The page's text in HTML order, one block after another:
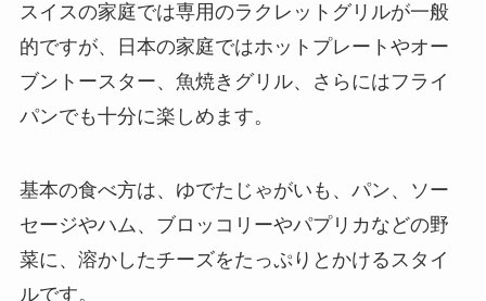
スイスの家庭では専用のラクレットグリルが一般
的ですが、日本の家庭ではホットプレートやオー
ブントースター、魚焼きグリル、さらにはフライ
パンでも十分に楽しめます。
基本の食べ方は、ゆでたじゃがいも、パン、ソー
セージやハム、ブロッコリーやパプリカなどの野
菜に、溶かしたチーズをたっぷりとかけるスタイ
ルです。